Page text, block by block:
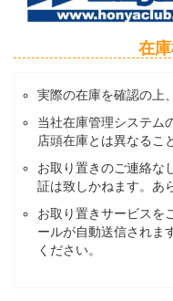
在
実際の在庫を確認の上
当社在庫管理システム
店頭在庫とは異なるこ
お取り置きのご連絡な
証は致しかねます。あ
お取り置きサービスを
ールが自動送信されま
ください。